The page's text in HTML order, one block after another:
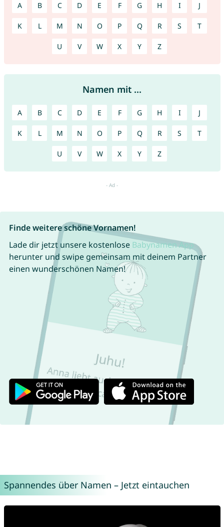
A B C D E F G H I J
K L M N O P Q R S T
U V W X Y Z
Namen mit ...
A B C D E F G H I J
K L M N O P Q R S T
U V W X Y Z
Finde weitere schöne Vornamen!
Lade dir jetzt unsere kostenlose Babynamen App
herunter und swipe gemeinsam mit deinem Partner
einen wunderschönen Namen!
Spannendes über Namen – Jetzt eintauchen